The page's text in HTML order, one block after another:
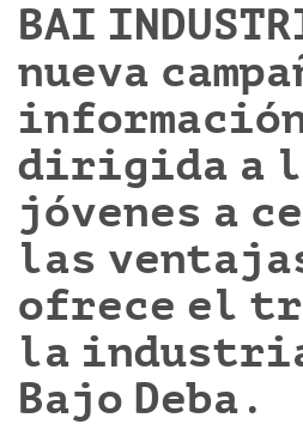
BAI
nueva
dirigida a
jóvenes a
las
ofrece el
la
Bajo Deba.